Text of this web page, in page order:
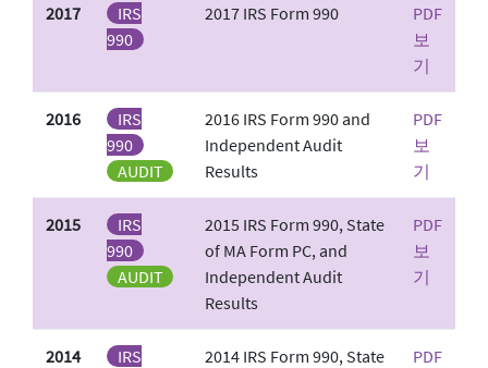
2017
IRS
990
2017 IRS Form 990
PDF
보
기
2016
IRS
990
AUDIT
2016 IRS Form 990 and
Independent Audit
Results
PDF
보
기
2015
IRS
990
AUDIT
2015 IRS Form 990, State
of MA Form PC, and
Independent Audit
Results
PDF
보
기
2014
IRS
2014 IRS Form 990, State
PDF